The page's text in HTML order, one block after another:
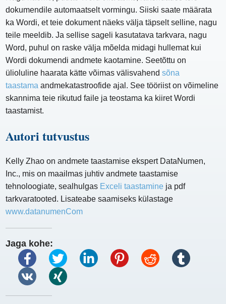
dokumendile automaatselt vormingu. Siiski saate määrata
ka Wordi, et teie dokument näeks välja täpselt selline, nagu
teile meeldib. Ja sellise sageli kasutatava tarkvara, nagu
Word, puhul on raske välja mõelda midagi hullemat kui
Wordi dokumendi andmete kaotamine. Seetõttu on
ülioluline haarata kätte võimas välisvahendsõna
taastama andmekatastroofide ajal. See tööriist on võimeline
skannima teie rikutud faile ja teostama ka kiiret Wordi
taastamist.
Autori tutvustus
Kelly Zhao on andmete taastamise ekspert DataNumen,
Inc., mis on maailmas juhtiv andmete taastamise
tehnoloogiate, sealhulgas Exceli taastamine ja pdf
tarkvaratooted. Lisateabe saamiseks külastage
www.datanumenCom
Jaga kohe: